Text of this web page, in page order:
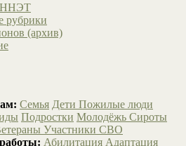
(архив)
Семья Дети Пожилые люди
Подростки Молодёжь Сироты
Участники СВО
Абилитация Адаптация